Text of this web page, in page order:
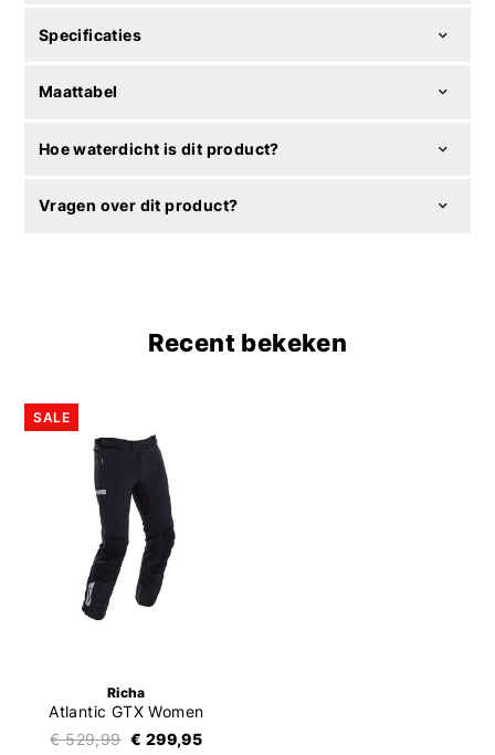
Specificaties
Maattabel
Hoe waterdicht is dit product?
Vragen over dit product?
Recent bekeken
SALE
Richa
Atlantic GTX Women
€ 529,99 € 299,95